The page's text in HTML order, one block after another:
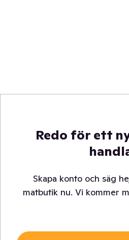
Redo för ett
Skapa konto och säg
matbutik nu. Vi kommer